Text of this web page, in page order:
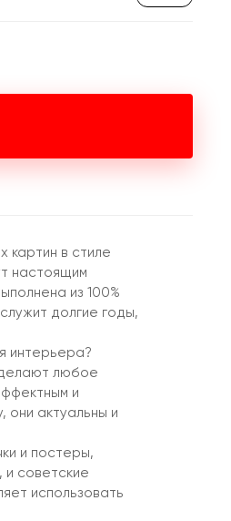
картин в стиле
настоящим
из 100%
долгие годы,
интерьера?
любое
и
они актуальны и
и постеры,
и советские
использовать